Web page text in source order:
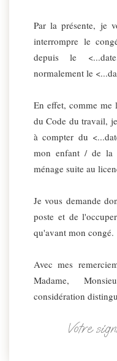
Par la présente, je
interrompre le
depuis le
normalement le
En effet, comme
du Code du travail,
à compter du
mon enfant / de la
ménage suite au
Je vous demande
poste et de
qu'avant mon congé.
Avec mes
Madame,
considération
Votre